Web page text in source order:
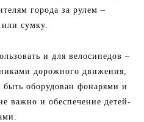
города за рулем –
сумку.
и для велосипедов –
дорожного движения,
оборудован фонарями и
важно и обеспечение детей-